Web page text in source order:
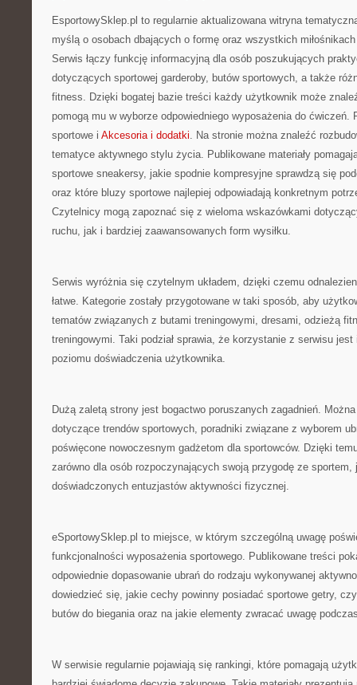
EsportowySklep.pl to regularnie aktualizowana witryna
myślą o osobach dbających o formę oraz wszystkich
Serwis łączy funkcję informacyjną dla osób poszukujących
dotyczących sportowej garderoby, butów sportowych, a także
fitness. Dzięki bogatej bazie treści każdy użytkownik może
pomogą mu w wyborze odpowiedniego wyposażenia do ćwiczeń.
sportowe i Akcesoria i dodatki. Na stronie można znaleźć
tematyce aktywnego stylu życia. Publikowane materiały
sportowe sneakersy, jakie spodnie kompresyjne sprawdzą się
oraz które bluzy sportowe najlepiej odpowiadają konkretnym
Czytelnicy mogą zapoznać się z wieloma wskazówkami
ruchu, jak i bardziej zaawansowanych form wysiłku.
Serwis wyróżnia się czytelnym układem, dzięki czemu
łatwe. Kategorie zostały przygotowane w taki sposób, aby
tematów związanych z butami treningowymi, dresami, odzieżą
treningowymi. Taki podział sprawia, że korzystanie z serwisu
poziomu doświadczenia użytkownika.
Dużą zaletą strony jest bogactwo poruszanych zagadnień.
dotyczące trendów sportowych, poradniki związane z wyborem
poświęcone nowoczesnym gadżetom dla sportowców. Dzięki
zarówno dla osób rozpoczynających swoją przygodę ze sportem,
doświadczonych entuzjastów aktywności fizycznej.
eSportowySklep.pl to miejsce, w którym szczególną uwagę
funkcjonalności wyposażenia sportowego. Publikowane treści
odpowiednie dopasowanie ubrań do rodzaju wykonywanej
dowiedzieć się, jakie cechy powinny posiadać sportowe getry,
butów do biegania oraz na jakie elementy zwracać uwagę
W serwisie regularnie pojawiają się rankingi, które pomagają